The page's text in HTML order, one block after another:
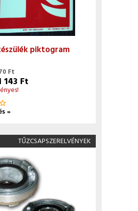
piktogram
Ft
143 Ft
»
TŰZCSAPSZERELVÉNYEK